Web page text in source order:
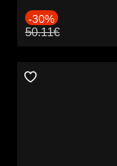
-30%
50.11€